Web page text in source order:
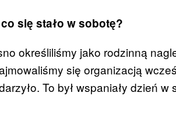
się stało w sobotę?
określiliśmy jako rodzinną
się organizacją
To był wspaniały dzień w